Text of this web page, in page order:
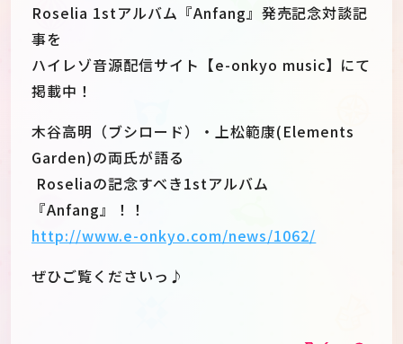
Roselia 1stアルバム『Anfang』発売記念対談記
事を
ハイレゾ音源配信サイト【e-onkyo music】にて
掲載中！
木谷高明（ブシロード）・上松範康(Elements
Garden)の両氏が語る
Roseliaの記念すべき1stアルバム
『Anfang』！！
http://www.e-onkyo.com/news/1062/
ぜひご覧くださいっ♪